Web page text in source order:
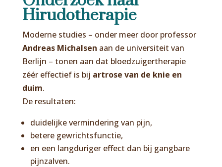
Hirudotherapie
Moderne studies – onder meer door professor
Andreas Michalsen aan de universiteit van
Berlijn – tonen aan dat bloedzuigertherapie
zéér effectief is bij artrose van de knie en
duim.
De resultaten:
duidelijke vermindering van pijn,
betere gewrichtsfunctie,
en een langduriger effect dan bij gangbare
pijnzalven.